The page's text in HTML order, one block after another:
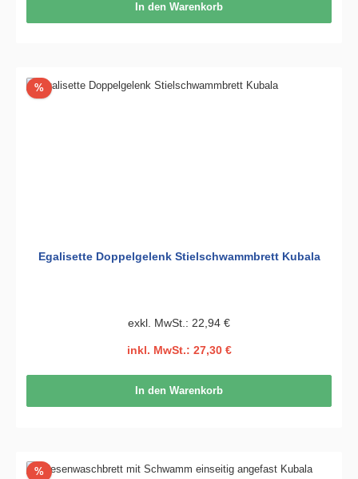
In den Warenkorb
%Rabatt
Egalisette Doppelgelenk Stielschwammbrett Kubala
exkl. MwSt.: 22,94 €
inkl. MwSt.: 27,30 €
In den Warenkorb
%Rabatt